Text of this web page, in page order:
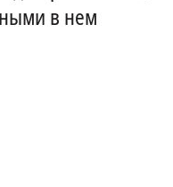
в нем